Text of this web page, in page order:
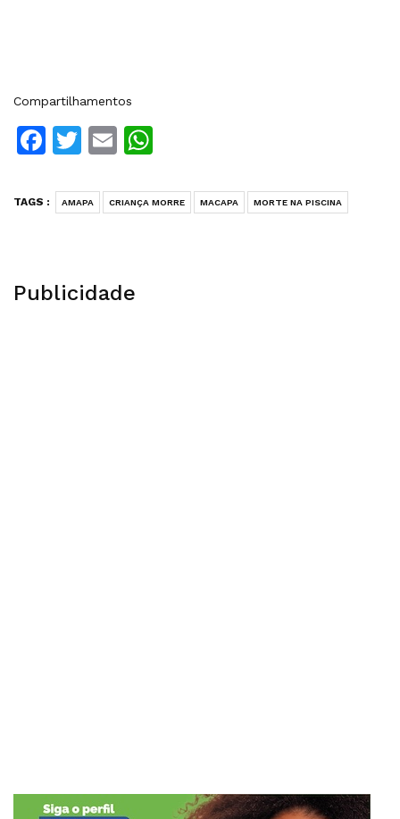
Compartilhamentos
Facebook
Twitter
Email
TAGS : AMAPA CRIANÇA MORRE MACAPA MORTE NA PISCINA
Publicidade